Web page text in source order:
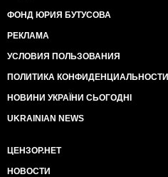
ФОНД ЮРИЯ БУТУСОВА
РЕКЛАМА
УСЛОВИЯ ПОЛЬЗОВАНИЯ
ПОЛИТИКА КОНФИДЕНЦИАЛЬНОСТИ
НОВИНИ УКРАЇНИ СЬОГОДНІ
UKRAINIAN NEWS
ЦЕНЗОР.НЕТ
НОВОСТИ